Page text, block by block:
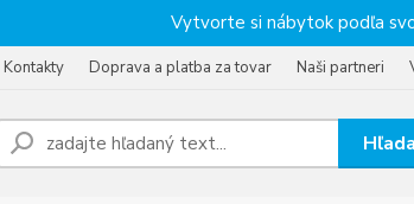
Vytvorte si nábytok podľa
Kontakty Doprava a platba za tovar Naši partneri